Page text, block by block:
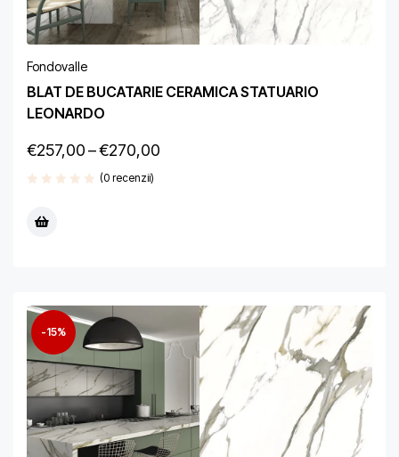
Fondovalle
BLAT DE BUCATARIE CERAMICA STATUARIO
LEONARDO
€257,00–€270,00
(0 recenzii)
-15%